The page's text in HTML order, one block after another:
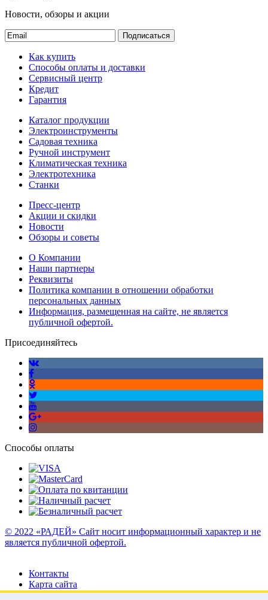
Новости, обзоры и акции
Подписаться
Как купить
Способы оплаты и доставки
Сервисный центр
Кредит
Гарантия
Каталог продукции
Электроинструменты
Садовая техника
Ручной инструмент
Климатическая техника
Электротехника
Станки
Пресс-центр
Акции и скидки
Новости
Обзоры и советы
О Компании
Наши партнеры
Реквизиты
Политика компании в отношении обработки
персональных данных
Информация, размещенная на сайте, не является
публичной офертой.
Присоединяйтесь
Способы оплаты
© 2022 «РАДЕЙ» Сайт носит информационный характер и не
является публичной офертой.
Контакты
Карта сайта